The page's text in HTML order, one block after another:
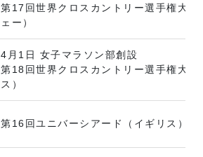
第17回世界クロスカントリー選手権大会
ェー）
4月1日 女子マラソン部創設
第18回世界クロスカントリー選手権大会
ス）
第16回ユニバーシアード（イギリス）